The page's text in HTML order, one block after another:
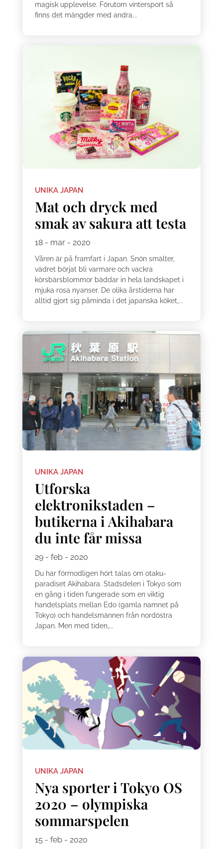
magisk upplevelse. Förutom vintersport så
finns det mängder med andra...
UNIKA JAPAN
Mat och dryck med
smak av sakura att testa
18 - mar - 2020
Våren är på framfart i Japan. Snön smälter,
vädret börjat bli varmare och vackra
körsbärsblommor bäddar in hela landskapet i
mjuka rosa nyanser. De olika årstiderna har
alltid gjort sig påminda i det japanska köket,...
UNIKA JAPAN
Utforska
elektronikstaden –
butikerna i Akihabara
du inte får missa
29 - feb - 2020
Du har förmodligen hört talas om otaku-
paradiset Akihabara. Stadsdelen i Tokyo som
en gång i tiden fungerade som en viktig
handelsplats mellan Edo (gamla namnet på
Tokyo) och handelsmännen från nordöstra
Japan. Men med tiden,...
UNIKA JAPAN
Nya sporter i Tokyo OS
2020 – olympiska
sommarspelen
15 - feb - 2020